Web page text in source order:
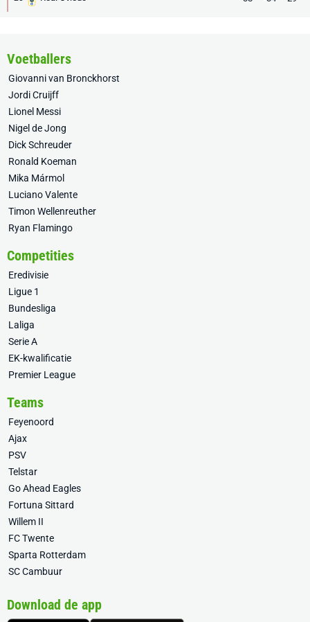
Voetballers
Giovanni van Bronckhorst
Jordi Cruijff
Lionel Messi
Nigel de Jong
Dick Schreuder
Ronald Koeman
Mika Mármol
Luciano Valente
Timon Wellenreuther
Ryan Flamingo
Competities
Eredivisie
Ligue 1
Bundesliga
Laliga
Serie A
EK-kwalificatie
Premier League
Teams
Feyenoord
Ajax
PSV
Telstar
Go Ahead Eagles
Fortuna Sittard
Willem II
FC Twente
Sparta Rotterdam
SC Cambuur
Download de app